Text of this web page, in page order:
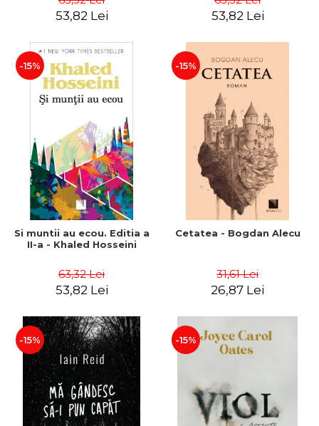
53,82 Lei 53,82 Lei
-15%
Si muntii au ecou. Editia a
II-a - Khaled Hosseini
63,32 Lei
53,82 Lei
-15%
Cetatea - Bogdan Alecu
31,61 Lei
26,87 Lei
-15% -15%